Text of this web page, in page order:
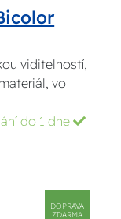
viditelností,
vo
do 1 dne
DOPRAVA
ZDARMA